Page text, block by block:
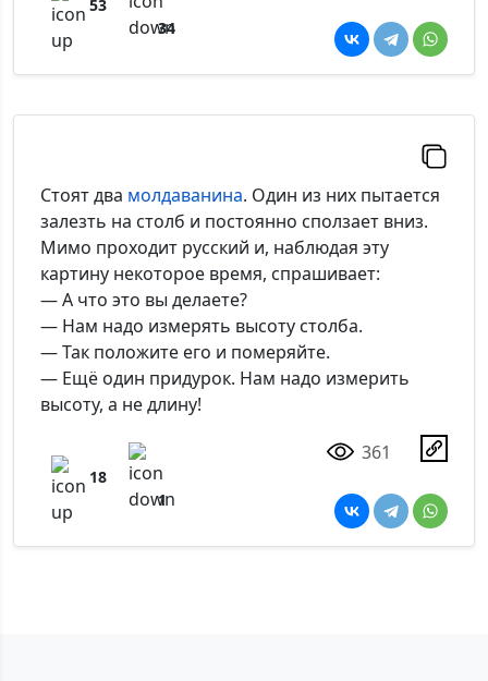
53
34
Стоят два молдаванина. Один из них пытается
залезть на столб и постоянно сползает вниз.
Мимо проходит русский и, наблюдая эту
картину некоторое время, спрашивает:
— А что это вы делаете?
— Нам надо измерять высоту столба.
— Так положите его и померяйте.
— Ещё один придурок. Нам надо измерить
высоту, а не длину!
18
1
361